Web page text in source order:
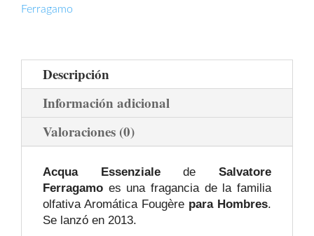
Ferragamo
Descripción
Información adicional
Valoraciones (0)
Acqua EssenzialedeSalvatore
Ferragamo es una fragancia de la familia
olfativa Aromática Fougère para Hombres.
Se lanzó en 2013.